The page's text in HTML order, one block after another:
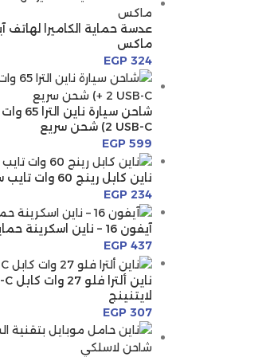
ماكس
EGP324
2 USB-C) شحن سريع
EGP599
ناين كابل رينج 60 وات تايب سي إلى تايب سي
EGP234
آيفون 16 – ناين اسكرينة حماية بخصوصية
EGP437
لايتنينج
EGP307